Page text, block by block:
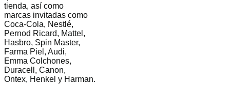
tienda, así como
marcas invitadas como
Coca-Cola, Nestlé,
Pernod Ricard, Mattel,
Hasbro, Spin Master,
Farma Piel, Audi,
Emma Colchones,
Duracell, Canon,
Ontex, Henkel y Harman.